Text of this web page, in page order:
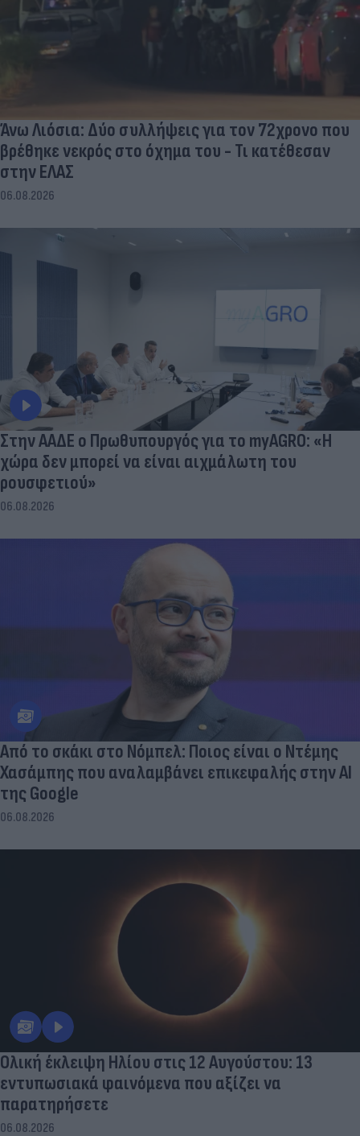
Άνω Λιόσια: Δύο συλλήψεις για τον 72χρονο που
βρέθηκε νεκρός στο όχημα του - Τι κατέθεσαν
στην ΕΛΑΣ
06.08.2026
Στην ΑΑΔΕ ο Πρωθυπουργός για το myAGRO: «Η
χώρα δεν μπορεί να είναι αιχμάλωτη του
ρουσφετιού»
06.08.2026
Από το σκάκι στο Νόμπελ: Ποιος είναι ο Ντέμης
Χασάμπης που αναλαμβάνει επικεφαλής στην ΑΙ
της Google
06.08.2026
Ολική έκλειψη Ηλίου στις 12 Αυγούστου: 13
εντυπωσιακά φαινόμενα που αξίζει να
παρατηρήσετε
06.08.2026